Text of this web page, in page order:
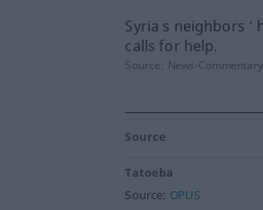
Syria s neighbors ’
calls for help.
Source: News-Commentary
Source
Tatoeba
Source: OPUS